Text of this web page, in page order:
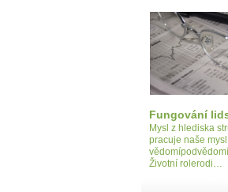
Fungování
Mysl z hlediska
pracuje naše
Životní rolerodi…